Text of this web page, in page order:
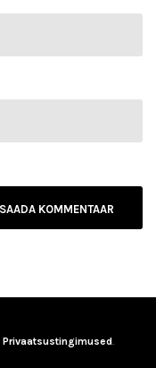
Privaatsustingimused.